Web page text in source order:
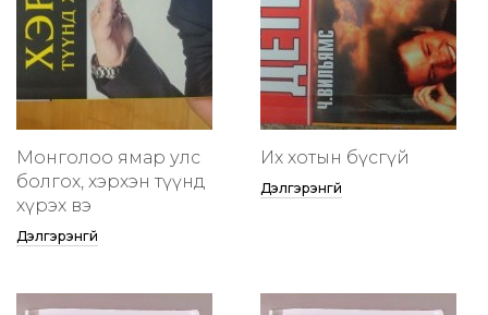
Монголоо ямар улс
болгох, хэрхэн түүнд
хүрэх вэ
Дэлгэрэнгүй
Их хотын бүсгүй
Дэлгэрэнгүй